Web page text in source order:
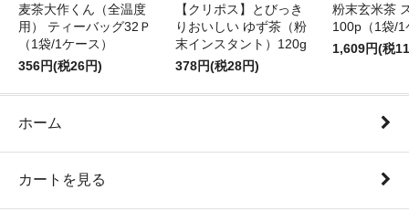
麦茶大作くん（全温度
用） ティーバッグ32Ｐ
（1袋/1ケース）
356円(税26円)
【クリポス】とびっき
りおいしい ゆず茶（粉
末インスタント）120g
378円(税28円)
粉末玄米茶
100p（1袋/1
1,609円(税
ホーム
カートを見る